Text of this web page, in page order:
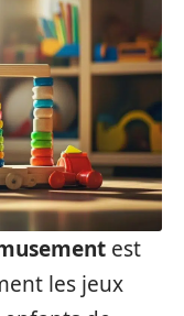
est
les jeux